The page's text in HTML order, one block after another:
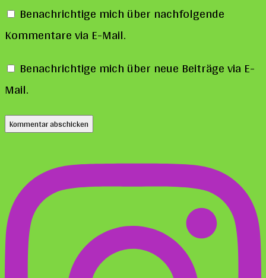
Benachrichtige mich über nachfolgende
Kommentare via E-Mail.
Benachrichtige mich über neue Beiträge via E-
Mail.